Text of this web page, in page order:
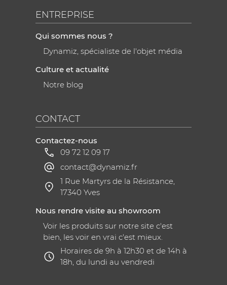
ENTREPRISE
Qui sommes nous ?
Dynamiz, spécialiste de l'objet média
Culture et actualité
Notre blog
CONTACT
Contactez-nous
09 72 12 09 17
contact@dynamiz.fr
1 Rue Martyrs de la Résistance,
17340 Yves
Nous rendre visite au showroom
Voir les produits sur notre site c'est
bien, les voir en vrai c'est mieux.
Horaires de 9h à 12h30 et de 14h à
18h, du lundi au vendredi